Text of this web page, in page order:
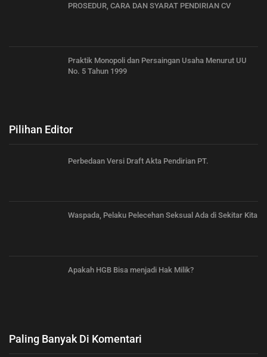
PROSEDUR, CARA DAN SYARAT PENDIRIAN CV
Praktik Monopoli dan Persaingan Usaha Menurut UU
No. 5 Tahun 1999
Pilihan Editor
Perbedaan Versi Draft Akta Pendirian PT.
Waspada, Pelaku Pelecehan Seksual Ada di Sekitar Kita
Apakah HGB Bisa menjadi Hak Milik?
Paling Banyak Di Komentari